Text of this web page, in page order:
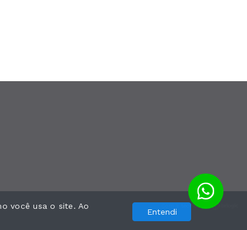
Com a tecnologia
você usa o site. Ao
Entendi